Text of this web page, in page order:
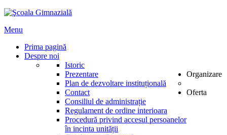
Menu
Prima pagină
Despre noi
Istoric
Prezentare
Plan de dezvoltare instituțională
Contact
Organizare
Consiliul de administrație
Regulament de ordine interioara
Procedură privind accesul persoanelor
în incinta unității
Oferta